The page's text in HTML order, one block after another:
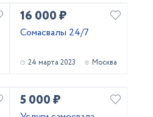
16 000 ₽
Сомасвалы 24/7
24 марта 2023 Москва
5 000 ₽